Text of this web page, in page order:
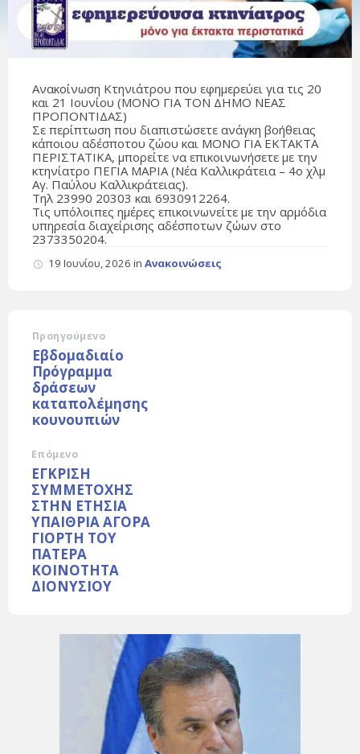
Ανακοίνωση Κτηνιάτρου που εφημερεύει για τις 20
και 21 Ιουνίου (ΜΟΝΟ ΓΙΑ ΤΟΝ ΔΗΜΟ ΝΕΑΣ
ΠΡΟΠΟΝΤΙΔΑΣ)
Σε περίπτωση που διαπιστώσετε ανάγκη βοήθειας
κάποιου αδέσποτου ζώου και ΜΟΝΟ ΓΙΑ ΕΚΤΑΚΤΑ
ΠΕΡΙΣΤΑΤΙΚΑ, μπορείτε να επικοινωνήσετε με την
κτηνίατρο ΠΕΓΙΑ ΜΑΡΙΑ (Νέα Καλλικράτεια – 4ο χλμ
Αγ. Παύλου Καλλικράτειας).
Τηλ 23990 20303 και 6930912264.
Τις υπόλοιπες ημέρες επικοινωνείτε με την αρμόδια
υπηρεσία διαχείρισης αδέσποτων ζώων στο
2373350204.
19 Ιουνίου, 2026 in Ανακοινώσεις
Προηγούμενο
Εβδομαδιαίο
Πρόγραμμα
δράσεων
καταπολέμησης
κουνουπιών
Επόμενο
ΕΓΚΡΙΣΗ
ΣΥΜΜΕΤΟΧΗΣ
ΣΤΗΝ ΕΤΗΣΙΑ
ΥΠΑΙΘΡΙΑ ΑΓΟΡΑ
ΓΙΟΡΤΗ ΤΟΥ
ΠΑΤΕΡΑ
ΚΟΙΝΟΤΗΤΑ
ΔΙΟΝΥΣΙΟΥ